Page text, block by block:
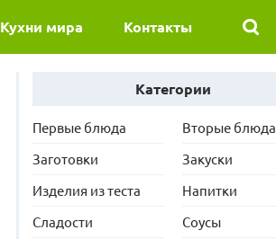
Кухни мира Контакты
Категории
Первые блюда
Вторые блюда
Заготовки
Закуски
Изделия из теста
Напитки
Сладости
Соусы